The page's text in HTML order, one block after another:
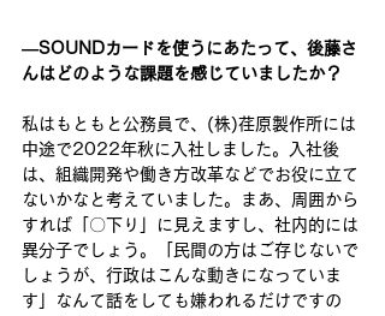
―SOUNDカードを使うにあたって、後藤さ
んはどのような課題を感じていましたか？
私はもともと公務員で、​(株)荏原製作所​には
中途で2022年秋に​入社しました​。入社後
は、組織開発や働き方改革などでお役に立て
ないかなと​考えて​いました。まあ、周囲から​
す​れば「​〇​下り」​に見えます​し、社内的には
異分子でしょう。「民間の方はご存じないで
しょうが、行政はこんな動きになっていま
す」なんて話をしても嫌われるだけですの